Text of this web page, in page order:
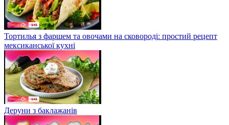
Тортилья з фаршем та овочами на сковороді: простий рецепт
мексиканської кухні
Деруни з баклажанів